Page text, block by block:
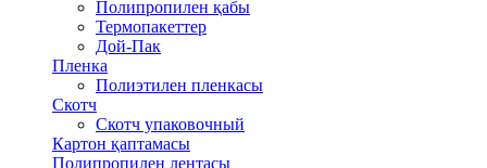
Полипропилен қабы
Термопакеттер
Дой-Пак
Пленка
Полиэтилен пленкасы
Скотч
Скотч упаковочный
Картон қаптамасы
Полипропилен лентасы